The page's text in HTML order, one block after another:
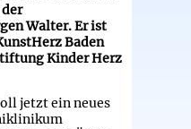
Walter. Er ist
Baden
Kinder Herz
jetzt ein neues